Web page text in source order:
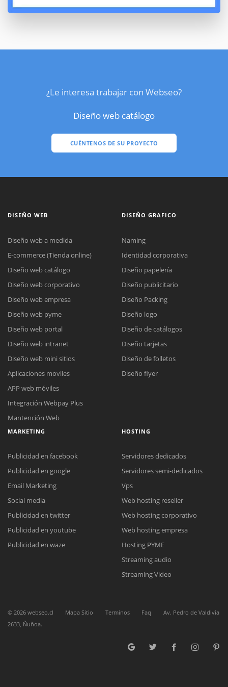
¿Le interesa trabajar con Webseo?
Diseño web catálogo
CUÉNTENOS DE SU PROYECTO
Reunión online
Nuestros ejecutivos le enviarán un correo electrónico con el enlace a
Meet para la reunión online.
Cotización
Complete el formulario y nos contactaremos a la brevedad.
Chat Online
para enviarnos un correo electrónico con sus datos personales.
DISEÑO WEB
Diseño web a medida
E-commerce (Tienda online)
Diseño web catálogo
Diseño web corporativo
Diseño web empresa
Diseño web pyme
Diseño web portal
Diseño web intranet
Diseño web mini sitios
Aplicaciones moviles
APP web móviles
Integración Webpay Plus
Mantención Web
DISEÑO GRAFICO
Naming
Identidad corporativa
Diseño papelería
Diseño publicitario
Diseño Packing
Diseño logo
Diseño de catálogos
Diseño tarjetas
Diseño de folletos
Diseño flyer
MARKETING
Publicidad en facebook
Publicidad en google
Email Marketing
Social media
Publicidad en twitter
Publicidad en youtube
Publicidad en waze
HOSTING
Servidores dedicados
Servidores semi-dedicados
Vps
Web hosting reseller
Web hosting corporativo
Web hosting empresa
Hosting PYME
Streaming audio
Streaming Video
© 2026 webseo.cl Mapa Sitio Terminos Faq
Av. Pedro de Valdivia
2633, Ñuñoa.